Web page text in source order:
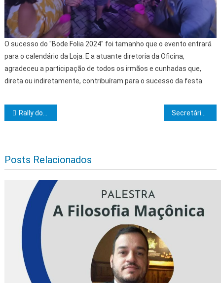
O sucesso do "Bode Folia 2024" foi tamanho que o evento entrará
para o calendário da Loja. E a atuante diretoria da Oficina,
agradeceu a participação de todos os irmãos e cunhadas que,
direta ou indiretamente, contribuíram para o sucesso da festa.
Navegação de Post
Rally dos Mares e Festival do Umbu movimentam quatro zonas turísticas da Bahia
Posts Relacionados